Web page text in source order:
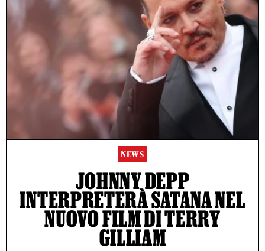
NEWS
JOHNNY DEPP
INTERPRETERÀ SATANA NEL
NUOVO FILM DI TERRY
GILLIAM